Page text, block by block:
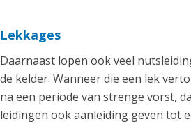
Lekkages
Daarnaast lopen ook veel
de kelder. Wanneer die een lek
na een periode van strenge vorst,
leidingen ook aanleiding geven tot